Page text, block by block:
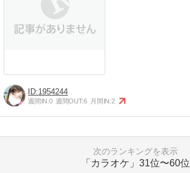
1954244
週間IN:0 週間OUT:6 月間IN:2
次のランキングを表示
「カラオケ」 31位〜60位